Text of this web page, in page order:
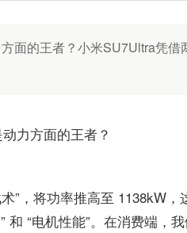
面的王者？小米SU7Ultra凭借
力方面的王者？
”，将功率推高至 1138kW，
“电机性能”。在消费端，